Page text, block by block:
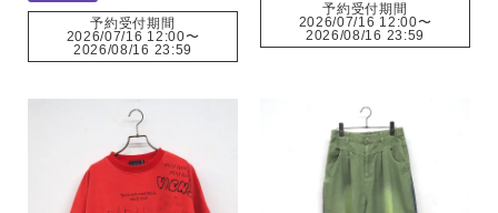
この条件で絞り込む
予約受付期間
2026/07/16 12:00〜
2026/08/16 23:59
予約受付期間
2026/07/16 12:00〜
2026/08/16 23:59